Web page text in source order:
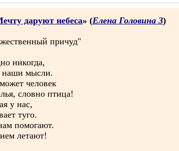
даруют небеса» (Елена Головина 3)
причуд"
никогда,
наши мысли.
человек
словно птица!
у нас,
туго.
помогают.
летают!